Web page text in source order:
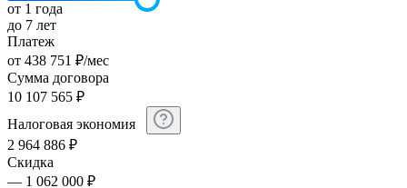
от 1 года
до 7 лет
Платеж
от 438 751 ₽/мес
Сумма договора
10 107 565 ₽
Налоговая экономия
2 964 886 ₽
Скидка
— 1 062 000 ₽